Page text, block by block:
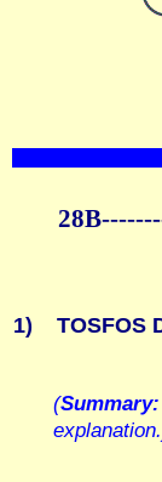
1) TOSFOS
(Summary: